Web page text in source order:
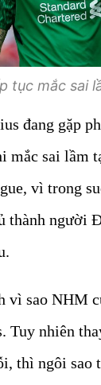
tục mắc sai
đang gặp
mắc sai lầm
vì trong
thành người
vì sao NHM
Tuy nhiên
thì ngôi sao